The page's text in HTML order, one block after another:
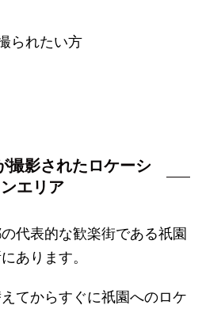
られたい方
撮影されたロケーシ
ンエリア
代表的な歓楽街である祇園
あります。
てからすぐに祇園へのロケ